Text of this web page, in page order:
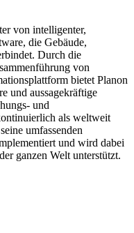
von intelligenter,
die Gebäude,
Durch die
von
bietet Planon
und aussagekräftige
und
als weltweit
umfassenden
und wird dabei
ganzen Welt unterstützt.